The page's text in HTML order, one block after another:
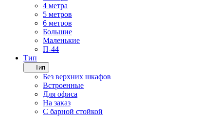
4 метра
5 метров
6 метров
Большие
Маленькие
П-44
Тип
Тип
Без верхних шкафов
Встроенные
Для офиса
На заказ
С барной стойкой